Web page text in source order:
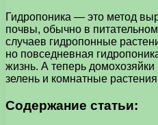
Гидропоника — это метод
почвы, обычно в
случаев гидропонные
но повседневная
жизнь. А теперь
зелень и комнатные
Содержание статьи: